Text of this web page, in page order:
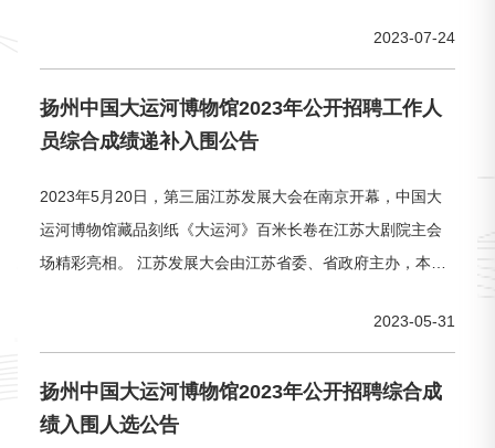
2023-07-24
扬州中国大运河博物馆2023年公开招聘工作人
员综合成绩递补入围公告
2023年5月20日，第三届江苏发展大会在南京开幕，中国大
运河博物馆藏品刻纸《大运河》百米长卷在江苏大剧院主会
场精彩亮相。 江苏发展大会由江苏省委、省政府主办，本届
2023-05-31
扬州中国大运河博物馆2023年公开招聘综合成
绩入围人选公告